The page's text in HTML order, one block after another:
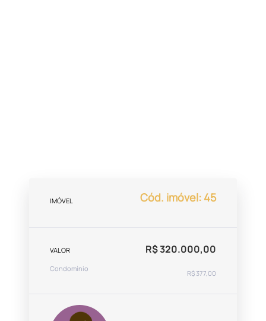
IMÓVEL Cód. imóvel: 45
VALOR R$ 320.000,00
Condomínio
R$ 377,00